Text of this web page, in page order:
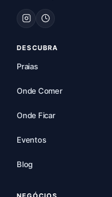
DESCUBRA
Praias
Onde Comer
Onde Ficar
Eventos
Blog